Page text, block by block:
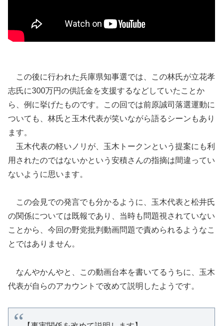
この後に行われた兵庫県知事選では、この林氏が立花孝
志氏に300万円の供託金を支援するなどしていたことか
ら、例に挙げたものです。この回では前原誠司落選運動に
ついても、林氏と玉木代表が笑いながら語るシーンもあり
ます。
玉木代表の軽いノリが、玉木トークンという提案にも利
用されたのではないかという安積さんの指摘は間違ってい
ないように思います。
この会見での発言でも分かるように、玉木代表と松井氏
の関係については既報であり、当時も問題視されていない
ことから、今回の野党批判動画問題で責められるようなこ
とではありません。
なんやかんやと、この動画台本を書いてるうちに、玉木
代表が自らのアカウントで改めて説明したようです。